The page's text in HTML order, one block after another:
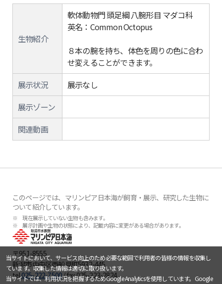
生物紹介
軟体動物門 頭足綱 八腕形目 マダコ科
英名：Common Octopus
８本の腕を持ち、体色を周りの色に合わ
せ変えることができます。
展示状況
展示なし
展示ゾーン
関連動画
このページでは、マリンピア日本海が飼育・展示、研究した生物に
ついて紹介しています。
※ 現在展示していない生物も含みます。
※ 展示計画や生物の状態により、記載内容に変更がある場合があります。
〒951-8555
新潟市中央区西船見町5932-445
tel.025-222-7500/ fax.025-223-2824
当サイトにおいて、サービス向上のため必要な範囲で利用者の皆様の情報を収集し
ています。収集した情報は適切に取り扱います。
当サイトでは、利用状況を把握するためGoogle Analyticsを使用しています。Google